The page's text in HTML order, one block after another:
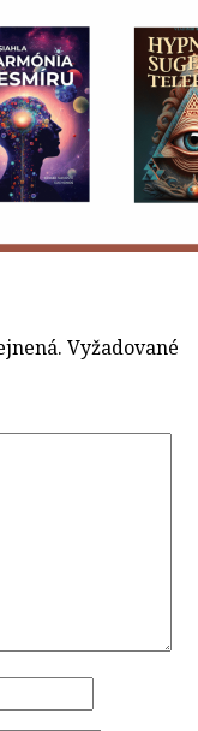
Vyžadované